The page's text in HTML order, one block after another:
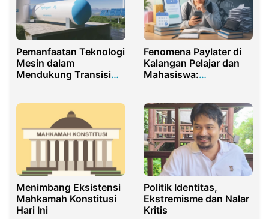
Pemanfaatan Teknologi
Mesin dalam
Mendukung Transisi
Fenomena Paylater di
Kalangan Pelajar dan
Mahasiswa:
Menimbang Eksistensi
Mahkamah Konstitusi
Hari Ini
Politik Identitas,
Ekstremisme dan Nalar
Kritis